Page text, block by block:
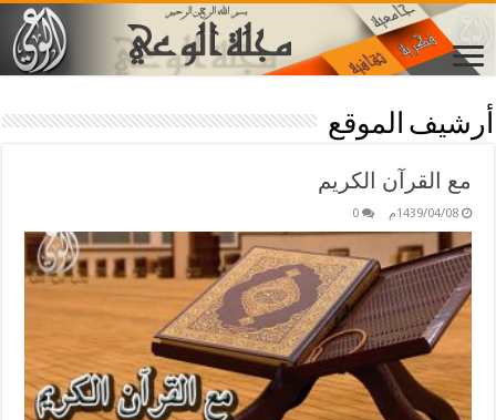
أرشيف الموقع
مع القرآن الكريم
1439/04/08م 0